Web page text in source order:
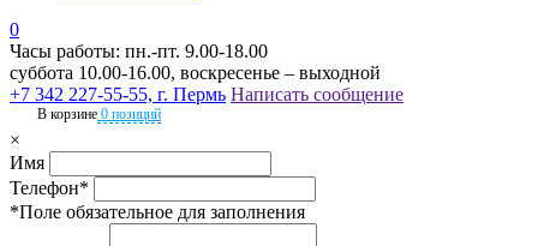
0
Часы работы: пн.-пт. 9.00-18.00
суббота 10.00-16.00, воскресенье – выходной
+7 342 227-55-55, г. Пермь Написать сообщение
В корзине 0 позиций
×
Имя
Телефон*
*Поле обязательное для заполнения